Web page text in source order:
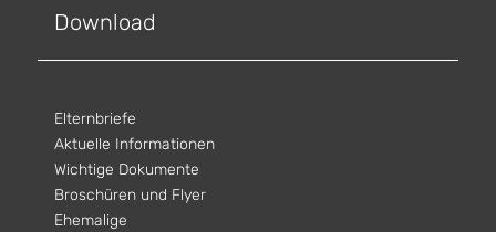
Download
Elternbriefe
Aktuelle Informationen
Wichtige Dokumente
Broschüren und Flyer
Ehemalige